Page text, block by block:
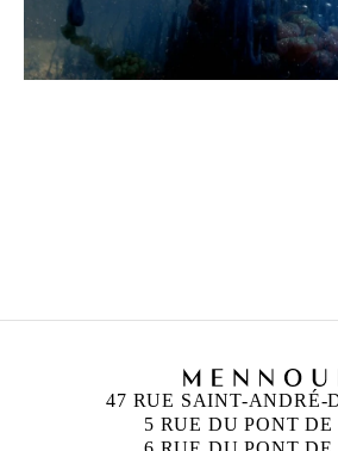
47 RUE SAINT-ANDRÉ-
5 RUE DU PONT